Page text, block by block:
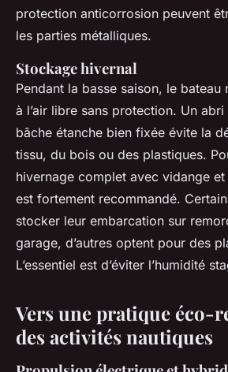
protection anticorrosion peuvent
les parties métalliques.
Stockage hivernal
Pendant la basse saison, le bateau
à l’air libre sans protection. Un
bâche étanche bien fixée évite la
tissu, du bois ou des plastiques.
hivernage complet avec vidange
est fortement recommandé.
stocker leur embarcation sur
garage, d’autres optent pour des
L’essentiel est d’éviter l’humidité
Vers une pratique éco-
des activités nautiques